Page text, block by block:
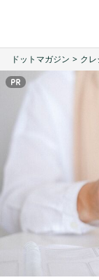
ドットマガジン > ク